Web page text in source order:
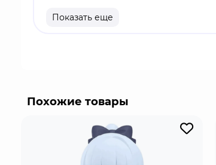
Грёзы о Порядке рассеялись, но не
разработчик miHoYo выпускает
Показать еще
Похожие товары